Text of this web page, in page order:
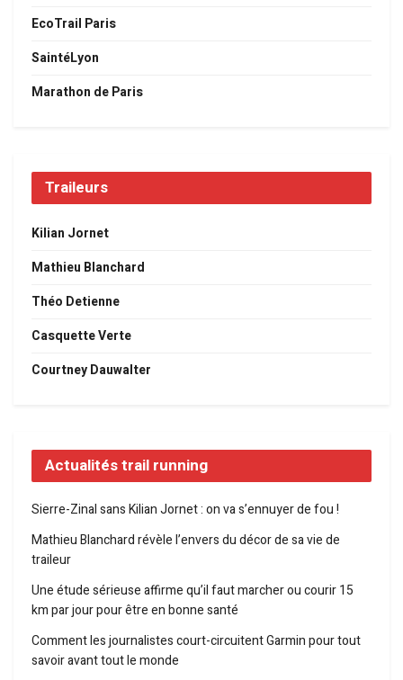
EcoTrail Paris
SaintéLyon
Marathon de Paris
Traileurs
Kilian Jornet
Mathieu Blanchard
Théo Detienne
Casquette Verte
Courtney Dauwalter
Actualités trail running
Sierre-Zinal sans Kilian Jornet : on va s’ennuyer de fou !
Mathieu Blanchard révèle l’envers du décor de sa vie de
traileur
Une étude sérieuse affirme qu’il faut marcher ou courir 15
km par jour pour être en bonne santé
Comment les journalistes court-circuitent Garmin pour tout
savoir avant tout le monde